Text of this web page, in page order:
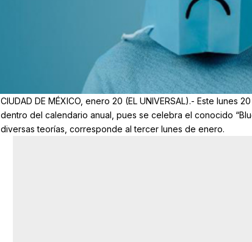
CIUDAD DE MÉXICO, enero 20 (EL UNIVERSAL).- Este
dentro del calendario anual, pues se celebra el conocido
diversas teorías, corresponde al tercer lunes de enero.